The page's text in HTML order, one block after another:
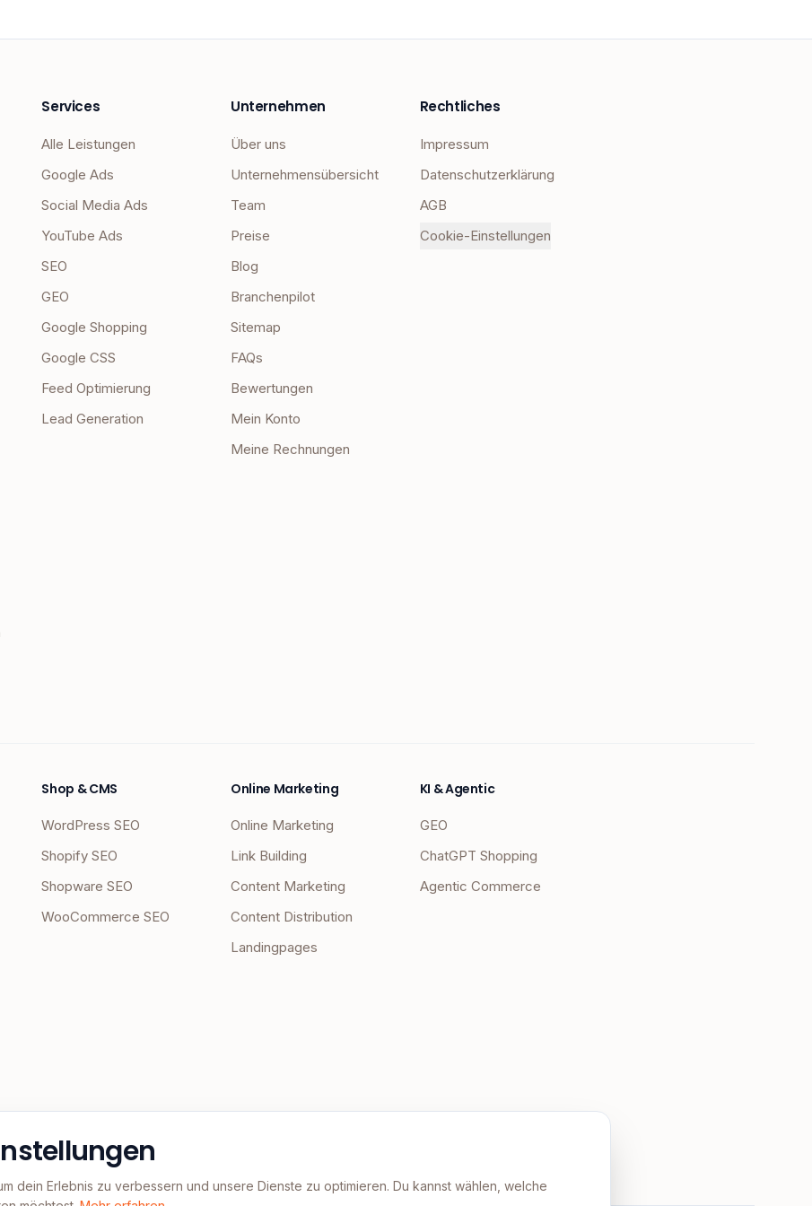
Services
Alle Leistungen
Google Ads
Social Media Ads
YouTube Ads
SEO
GEO
Google Shopping
Google CSS
Feed Optimierung
Lead Generation
Unternehmen
Über uns
Unternehmensübersicht
Team
Preise
Blog
Branchenpilot
Sitemap
FAQs
Bewertungen
Mein Konto
Meine Rechnungen
Rechtliches
Impressum
Datenschutzerklärung
AGB
Cookie-Einstellungen
Shop & CMS
WordPress SEO
Shopify SEO
Shopware SEO
WooCommerce SEO
Online Marketing
Online Marketing
Link Building
Content Marketing
Content Distribution
Landingpages
KI & Agentic
GEO
ChatGPT Shopping
Agentic Commerce
dein Erlebnis zu verbessern und unsere Dienste zu optimieren. Du kannst wählen, welche